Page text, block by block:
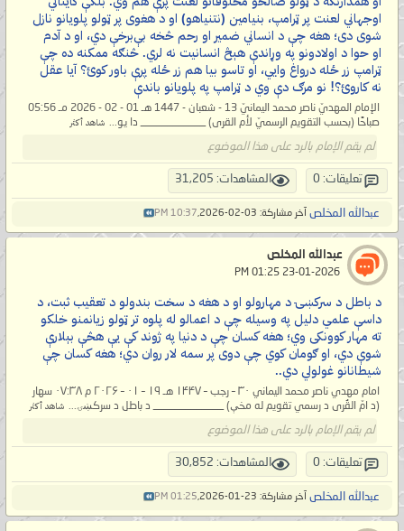
اوجهاني لعنت پر ټرامپ، بنیامین (نتنیاهو) او د هغوی پر ټولو پلویانو نازل
شوی دی؛ هغه چې د انساني ضمیر او رحم څخه بې‌برخې دي، او د آدم
او حوا د اولادونو په وړاندې هېڅ انسانیت نه لري. څنګه ممکنه ده چې
ټرامپ زر ځله درواغ وایي، او تاسو بیا هم زر ځله پرې باور کوئ؟ آیا عقل
نه کاروئ؟! نو مرګ دې وي د ټرامپ په پلویانو باندې
الإمام المهديّ ناصر محمد اليمانيّ 13 - شعبان - 1447 هـ 01 - 02 - 2026 مـ 05:56
صباحًا (بحسب التقويم الرسميّ لأم القرى) ____________ دا یو... شاهد أكثر
لم يقم الإمام بالرد على هذا الموضوع
تعليقات: 0 المشاهدات: 31,205
عبدالله المخلص آخر مشاركة: 03-02-2026, 10:37 PM
عبدالله المخلص
د باطل د سرکښۍ د مهارولو او د هغه د سخت بندولو د تعقيب ثبت، د
داسې علمي دلیل په وسيله چې د اعمالو له پلوه تر ټولو زيانمنو خلکو
ته مهار کوونکی وي؛ هغه کسان چې د دنيا په ژوند کې يې هڅې بېلارې
شوې دي، او ګومان کوي چې دوی پر سمه لار روان دي؛ هغه کسان چې
شيطانانو غولولي دي..
امام مهدي ناصر محمد اليماني ۳۰ – رجب – ۱۴۴۷ هـ ۱۹ – ۰۱ – ۲۰۲۶ م ۰۷:۳۸ سهار
(د امّ القُرى د رسمي تقويم له مخې) _____________ د باطل د سرکښۍ... شاهد أكثر
لم يقم الإمام بالرد على هذا الموضوع
تعليقات: 0 المشاهدات: 30,852
عبدالله المخلص آخر مشاركة: 23-01-2026, 01:25 PM